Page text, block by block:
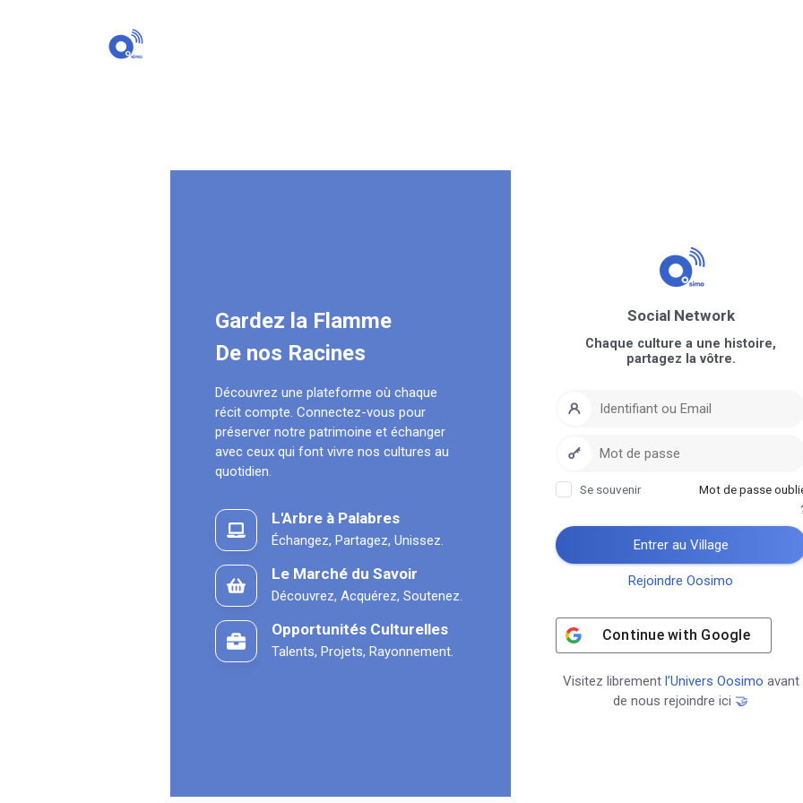
Gardez la Flamme
De nos Racines
Découvrez une plateforme où chaque
récit compte. Connectez-vous pour
préserver notre patrimoine et échanger
avec ceux qui font vivre nos cultures au
quotidien.
L'Arbre à Palabres
Échangez, Partagez, Unissez.
Le Marché du Savoir
Découvrez, Acquérez, Soutenez.
Opportunités Culturelles
Talents, Projets, Rayonnement.
Social Network
Chaque culture a une histoire,
partagez la vôtre.
Se souvenir
Mot de passe
Entrer au Village
Rejoindre Oosimo
Continue with Google
Visitez librement l’Univers Oosimo avant
de nous rejoindre ici 🤝